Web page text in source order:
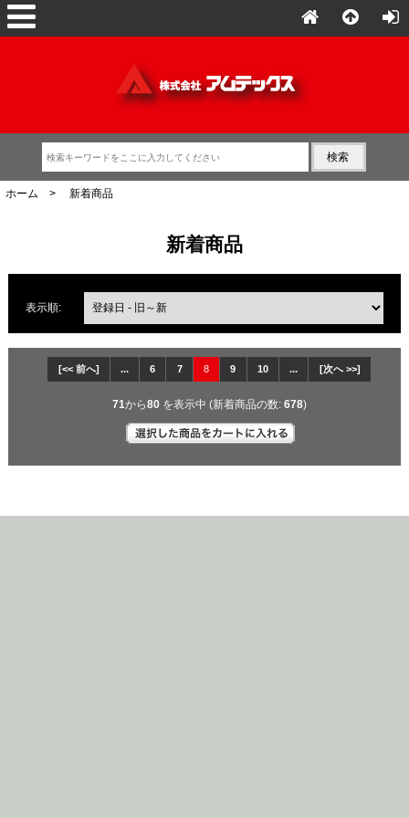
ホーム > 新着商品
新着商品
表示順:
[<< 前へ] ... 6 7 8 9 10 ... [次へ >>]
71から80を表示中 (新着商品の数: 678)